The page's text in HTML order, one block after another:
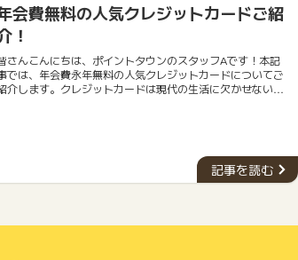
会費無料の人気クレジットカードご紹
！
さんこんにちは、ポイントタウンのスタッフAです！本記
では、年会費永年無料の人気クレジットカードについてご
介します。クレジットカードは現代の生活に欠かせないツ
ビスを提供しながらも、年会費を一切支払う必要がありませ
ん。ぜひ、自分に合ったカードを見つけて、お得な生活を送
ましょう。
記事を読む